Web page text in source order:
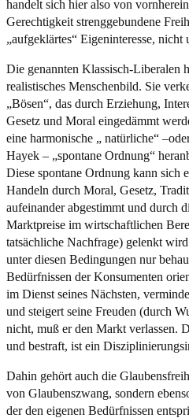
handelt sich hier also von
Gerechtigkeit strenggebundene
„aufgeklärtes“ Eigeninteresse,
Die genannten Klassisch-Liberalen
realistisches Menschenbild. Sie
„Bösen“, das durch Erziehung,
Gesetz und Moral eingedämmt
eine harmonische „ natürliche“
Hayek – „spontane Ordnung“
Diese spontane Ordnung kann sich
Handeln durch Moral, Gesetz,
aufeinander abgestimmt und durch
Marktpreise im wirtschaftlichen
tatsächliche Nachfrage) gelenkt
unter diesen Bedingungen nur
Bedürfnissen der Konsumenten
im Dienst seines Nächsten,
und steigert seine Freuden (durch
nicht, muß er den Markt verlassen.
und bestraft, ist ein
Dahin gehört auch die
von Glaubenszwang, sondern
der den eigenen Bedürfnissen